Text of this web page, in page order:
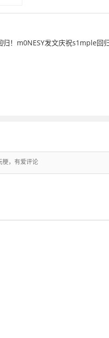
归！m0NESY发文庆祝s1mple回